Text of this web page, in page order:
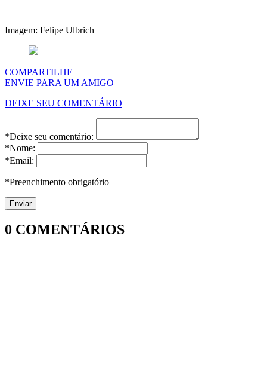
Imagem: Felipe Ulbrich
COMPARTILHE
ENVIE PARA UM AMIGO
DEIXE SEU COMENTÁRIO
*Deixe seu comentário:
*Nome:
*Email:
*Preenchimento obrigatório
0 COMENTÁRIOS